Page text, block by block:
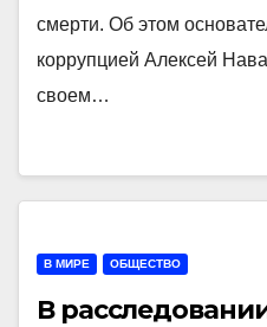
смерти. Об этом
коррупцией Алексей
своем…
В МИРЕ ОБЩЕСТВО
В